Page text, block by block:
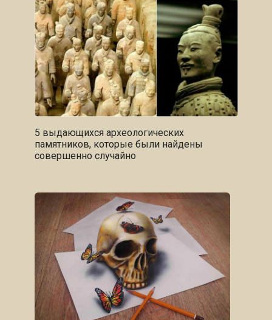
5 выдающихся археологических
памятников, которые были найдены
совершенно случайно